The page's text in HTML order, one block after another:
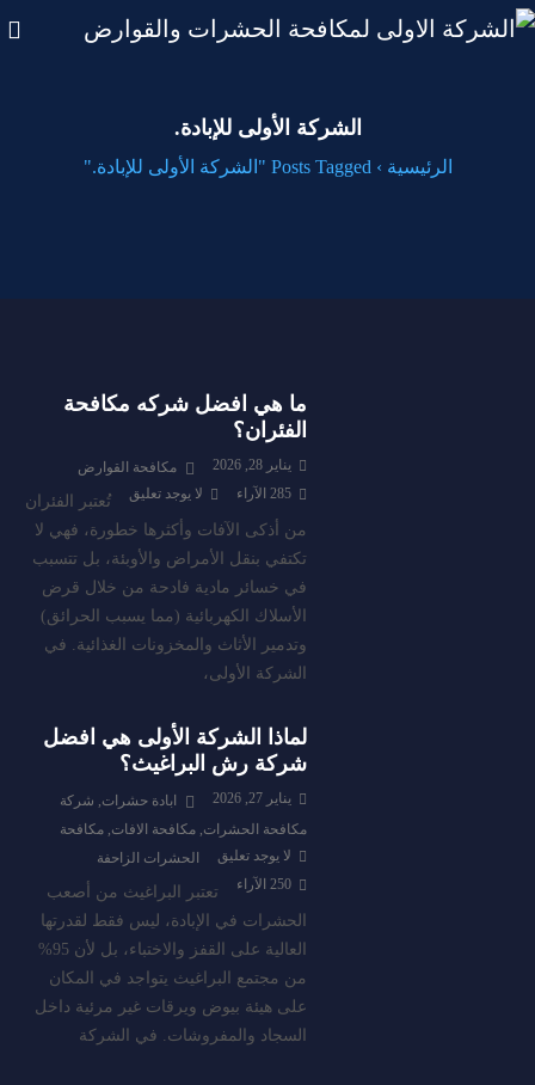
الشركة الأولى للإبادة.
الرئيسية › Posts Tagged "الشركة الأولى للإبادة."
ما هي افضل شركه مكافحة
الفئران؟
يناير 28, 2026
مكافحة القوارض
لا يوجد تعليق
285 الآراء
تُعتبر الفئران
من أذكى الآفات وأكثرها خطورة، فهي لا
تكتفي بنقل الأمراض والأوبئة، بل تتسبب
في خسائر مادية فادحة من خلال قرض
الأسلاك الكهربائية (مما يسبب الحرائق)
وتدمير الأثاث والمخزونات الغذائية. في
الشركة الأولى،
لماذا الشركة الأولى هي افضل
شركة رش البراغيث؟
يناير 27, 2026 ابادة حشرات, شركة
مكافحة الحشرات,مكافحة الافات,مكافحة
الحشرات الزاحفة
لا يوجد تعليق
250
الآراء
تعتبر البراغيث من أصعب
الحشرات في الإبادة، ليس فقط لقدرتها
العالية على القفز والاختباء، بل لأن 95%
من مجتمع البراغيث يتواجد في المكان
على هيئة بيوض ويرقات غير مرئية داخل
السجاد والمفروشات. في الشركة